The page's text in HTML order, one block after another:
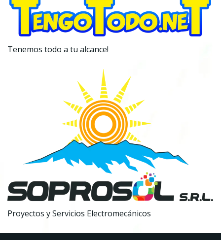
Tenemos todo a tu alcance!
Proyectos y Servicios Electromecánicos